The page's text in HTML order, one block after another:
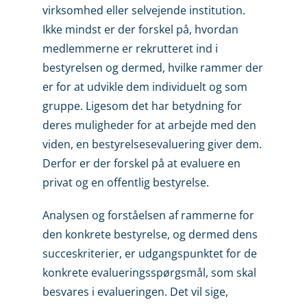
virksomhed eller selvejende institution.
Ikke mindst er der forskel på, hvordan
medlemmerne er rekrutteret ind i
bestyrelsen og dermed, hvilke rammer der
er for at udvikle dem individuelt og som
gruppe. Ligesom det har betydning for
deres muligheder for at arbejde med den
viden, en bestyrelsesevaluering giver dem.
Derfor er der forskel på at evaluere en
privat og en offentlig bestyrelse.
Analysen og forståelsen af rammerne for
den konkrete bestyrelse, og dermed dens
succeskriterier, er udgangspunktet for de
konkrete evalueringsspørgsmål, som skal
besvares i evalueringen. Det vil sige,